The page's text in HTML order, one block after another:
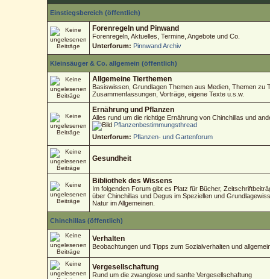
Einstiegsbereich (öffentlich)
Forenregeln und Pinwand
Forenregeln, Aktuelles, Termine, Angebote und Co.
Unterforum: Pinnwand Archiv
Kleinsäuger & Co. allgemein (öffentlich)
Allgemeine Tierthemen
Basiswissen, Grundlagen Themen aus Medien, Themen zu
Zusammenfassungen, Vorträge, eigene Texte u.s.w.
Ernährung und Pflanzen
Alles rund um die richtige Ernährung von Chinchillas und
Pflanzenbestimmungsthread
Unterforum: Pflanzen- und Gartenforum
Gesundheit
Bibliothek des Wissens
Im folgenden Forum gibt es Platz für Bücher,
über Chinchillas und Degus im Speziellen und
Natur im Allgemeinen.
Chinchillas (öffentlich)
Verhalten
Beobachtungen und Tipps zum Sozialverhalten und
Vergesellschaftung
Rund um die zwanglose und sanfte Vergesellschaftung